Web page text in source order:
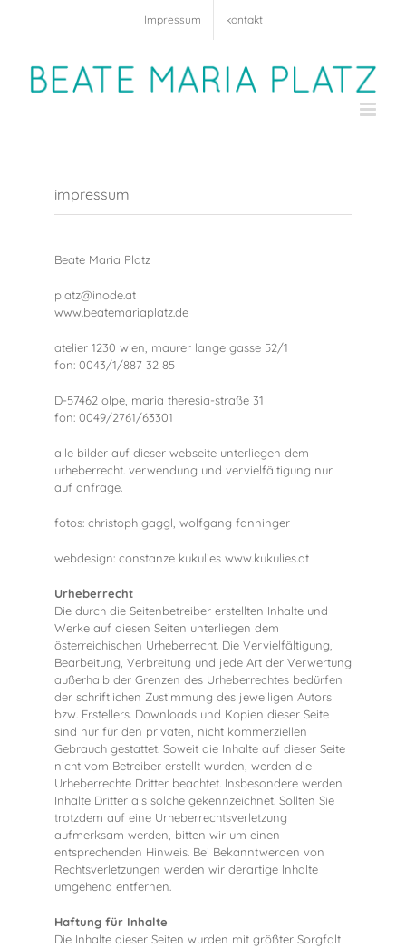
Impressum kontakt
impressum
Beate Maria Platz
platz@inode.at
www.beatemariaplatz.de
atelier 1230 wien, maurer lange gasse 52/1
fon: 0043/1/887 32 85
D-57462 olpe, maria theresia-straße 31
fon: 0049/2761/63301
alle bilder auf dieser webseite unterliegen dem
urheberrecht. verwendung und vervielfältigung nur
auf anfrage.
fotos: christoph gaggl, wolfgang fanninger
webdesign: constanze kukulies www.kukulies.at
Urheberrecht
Die durch die Seitenbetreiber erstellten Inhalte und
Werke auf diesen Seiten unterliegen dem
österreichischen Urheberrecht. Die Vervielfältigung,
Bearbeitung, Verbreitung und jede Art der Verwertung
außerhalb der Grenzen des Urheberrechtes bedürfen
der schriftlichen Zustimmung des jeweiligen Autors
bzw. Erstellers. Downloads und Kopien dieser Seite
sind nur für den privaten, nicht kommerziellen
Gebrauch gestattet. Soweit die Inhalte auf dieser Seite
nicht vom Betreiber erstellt wurden, werden die
Urheberrechte Dritter beachtet. Insbesondere werden
Inhalte Dritter als solche gekennzeichnet. Sollten Sie
trotzdem auf eine Urheberrechtsverletzung
aufmerksam werden, bitten wir um einen
entsprechenden Hinweis. Bei Bekanntwerden von
Rechtsverletzungen werden wir derartige Inhalte
umgehend entfernen.
Haftung für Inhalte
Die Inhalte dieser Seiten wurden mit größter Sorgfalt